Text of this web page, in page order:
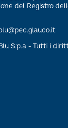
del Registro
S.p.a - Tutti i